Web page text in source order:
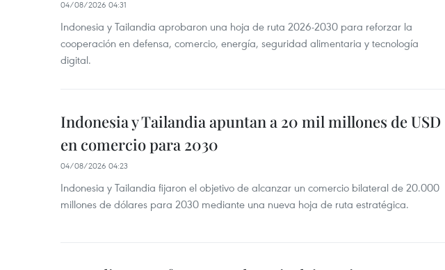
04/08/2026 04:31
Indonesia y Tailandia aprobaron una hoja de ruta 2026-2030 para reforzar la
cooperación en defensa, comercio, energía, seguridad alimentaria y tecnología
digital.
Indonesia y Tailandia apuntan a 20 mil millones de USD
en comercio para 2030
04/08/2026 04:23
Indonesia y Tailandia fijaron el objetivo de alcanzar un comercio bilateral de 20.000
millones de dólares para 2030 mediante una nueva hoja de ruta estratégica.